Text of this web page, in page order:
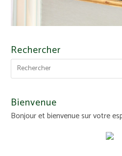
Rechercher
Bienvenue
Bonjour et bienvenue sur votre